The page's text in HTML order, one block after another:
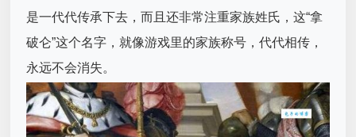
是一代代传承下去，而且还非常注重家族姓氏，这“拿
破仑”这个名字，就像游戏里的家族称号，代代相传，
永远不会消失。